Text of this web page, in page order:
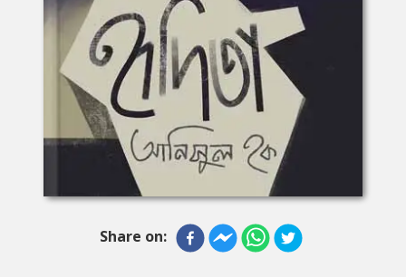
Share on: